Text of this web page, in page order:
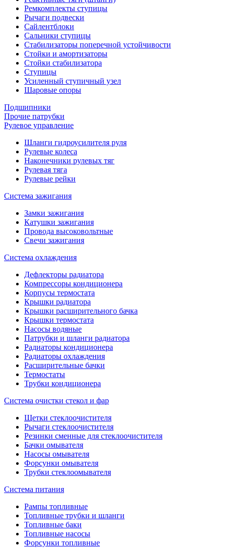
Ремкомплекты ступицы
Рычаги подвески
Сайлентблоки
Сальники ступицы
Стабилизаторы поперечной устойчивости
Стойки и амортизаторы
Стойки стабилизатора
Ступицы
Усиленный ступичный узел
Шаровые опоры
Подшипники
Прочие патрубки
Рулевое управление
Шланги гидроусилителя руля
Рулевые колеса
Наконечники рулевых тяг
Рулевая тяга
Рулевые рейки
Система зажигания
Замки зажигания
Катушки зажигания
Провода высоковольтные
Свечи зажигания
Система охлаждения
Дефлекторы радиатора
Компрессоры кондиционера
Корпусы термостата
Крышки радиатора
Крышки расширительного бачка
Крышки термостата
Насосы водяные
Патрубки и шланги радиатора
Радиаторы кондиционера
Радиаторы охлаждения
Расширительные бачки
Термостаты
Трубки кондиционера
Система очистки стекол и фар
Щетки стеклоочистителя
Рычаги стеклоочистителя
Резинки сменные для стеклоочистителя
Бачки омывателя
Насосы омывателя
Форсунки омывателя
Трубки стеклоомывателя
Система питания
Рампы топливные
Топливные трубки и шланги
Топливные баки
Топливные насосы
Форсунки топливные